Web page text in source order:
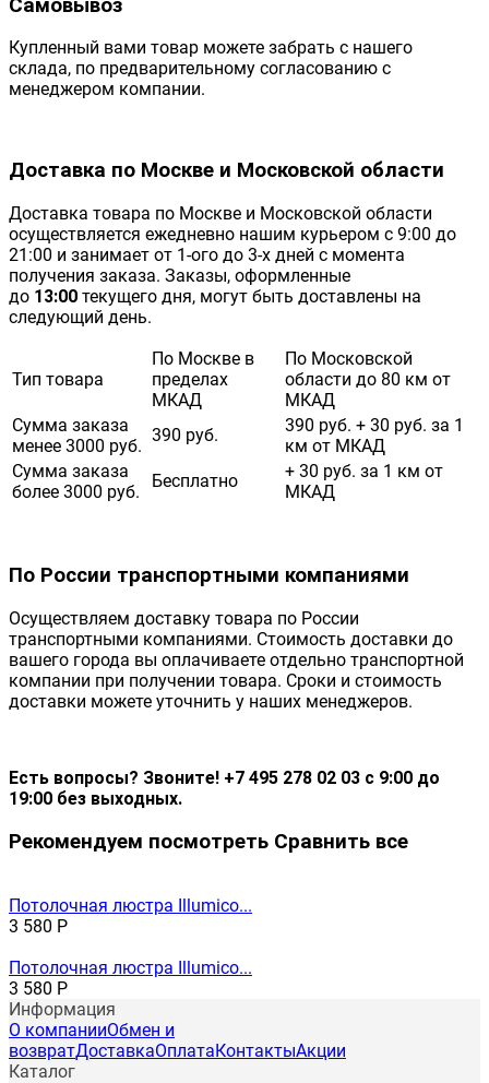
Самовывоз
Купленный вами товар можете забрать с нашего
склада, по предварительному согласованию с
менеджером компании.
Доставка по Москве и Московской области
Доставка товара по Москве и Московской области
осуществляется ежедневно нашим курьером с 9:00 до
21:00 и занимает от 1-ого до 3-х дней с момента
получения заказа. Заказы, оформленные
до 13:00 текущего дня, могут быть доставлены на
следующий день.
Тип товара
По Москве в
пределах
МКАД
По Московской
области до 80 км от
МКАД
Сумма заказа
менее 3000 руб.
390 руб.
390 руб. + 30 руб. за 1
км от МКАД
Сумма заказа
более 3000 руб.
Бесплатно
+ 30 руб. за 1 км от
МКАД
По России транспортными компаниями
Осуществляем доставку товара по России
транспортными компаниями. Стоимость доставки до
вашего города вы оплачиваете отдельно транспортной
компании при получении товара. Сроки и стоимость
доставки можете уточнить у наших менеджеров.
Есть вопросы? Звоните! +7 495 278 02 03 с 9:00 до
19:00 без выходных.
Рекомендуем посмотреть Сравнить все
Потолочная люстра Illumico...
3 580 Р
Потолочная люстра Illumico...
3 580 Р
Информация
О компанииОбмен и
возвратДоставкаОплатаКонтактыАкции
Каталог